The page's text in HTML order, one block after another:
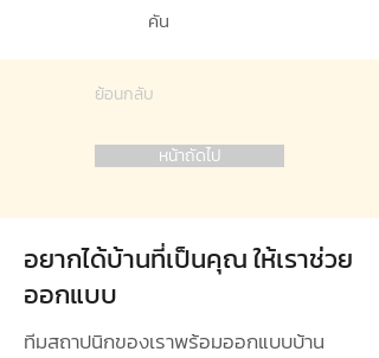
คัน
ย้อนกลับ
หน้าถัดไป
อยากได้บ้านที่เป็นคุณ ให้เราช่วย
ออกแบบ
ทีมสถาปนิกของเราพร้อมออกแบบบ้าน